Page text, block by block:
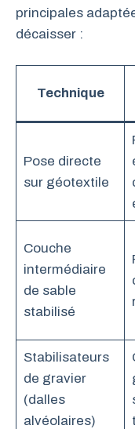
principales
décaisser :
Technique
Pose directe
sur géotextile
Couche
intermédiaire
de sable
stabilisé
Stabilisateurs
de gravier
(dalles
alvéolaires)